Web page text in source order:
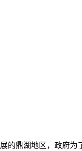
鼎湖地区，政府